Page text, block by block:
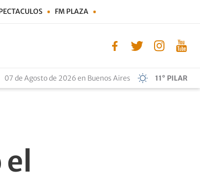
FM PLAZA
07 de Agosto de 2026 en Buenos Aires 11° PILAR